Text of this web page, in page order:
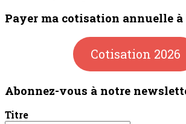
Payer ma cotisation annuelle à
Cotisation 2026
Abonnez-vous à notre
Titre